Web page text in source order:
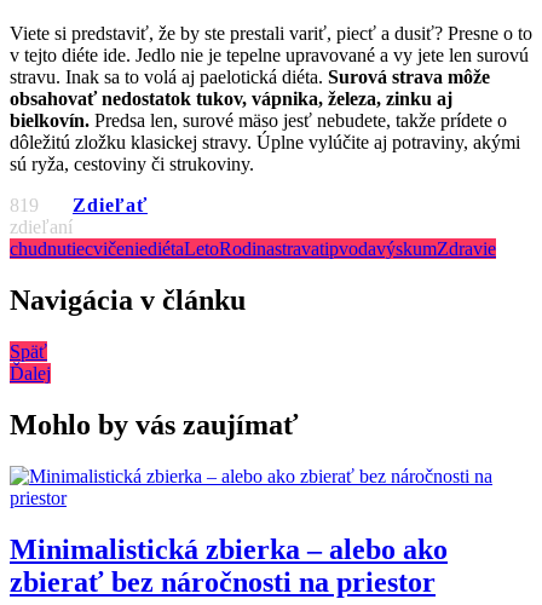
Viete si predstaviť, že by ste prestali variť, piecť a dusiť? Presne o to
v tejto diéte ide. Jedlo nie je tepelne upravované a vy jete len surovú
stravu. Inak sa to volá aj paelotická diéta. Surová strava môže
obsahovať nedostatok tukov, vápnika, železa, zinku aj
bielkovín. Predsa len, surové mäso jesť nebudete, takže prídete o
dôležitú zložku klasickej stravy. Úplne vylúčite aj potraviny, akými
sú ryža, cestoviny či strukoviny.
819
zdieľaní
Zdieľať
chudnutiecvičeniediétaLetoRodinastravatipvodavýskumZdravie
Navigácia v článku
Späť
Ďalej
Mohlo by vás zaujímať
Minimalistická zbierka – alebo ako
zbierať bez náročnosti na priestor